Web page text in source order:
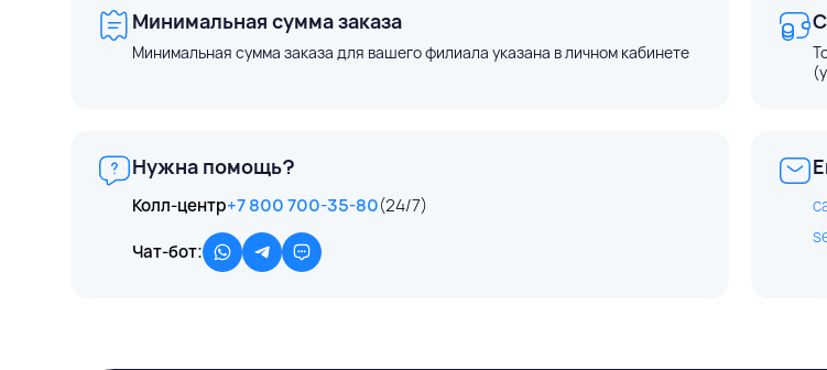
Минимальная сумма заказа
Минимальная сумма заказа для вашего филиала указана в личном кабинете
Нужна помощь?
Колл-центр+7 800 700-35-80(24/7)
Чат-бот: